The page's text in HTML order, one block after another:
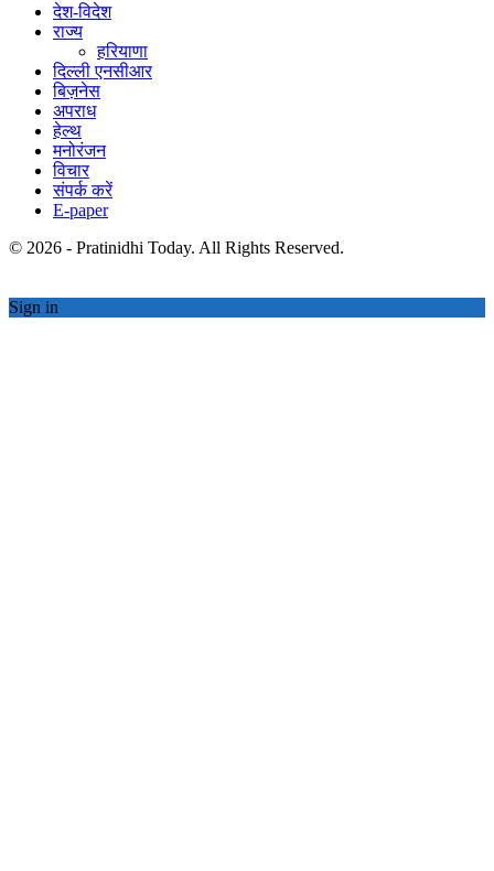
देश-विदेश
राज्य
हरियाणा
दिल्ली एनसीआर
बिज़नेस
अपराध
हेल्थ
मनोरंजन
विचार
संपर्क करें
E-paper
© 2026 - Pratinidhi Today. All Rights Reserved.
Sign in